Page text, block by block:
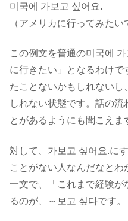
미국에 가보고 싶어요.
（アメリカに行ってみたい
この例文を普通の미국에
に行きたい」となるわけで
たことないかもしれないし
しれない状態です。話の流
とがあるようにも聞こえま
対して、 가보고 싶어요.に
ことがない人なんだなとわ
一文で、
「これまで経験
るのが、～보고 싶다です。